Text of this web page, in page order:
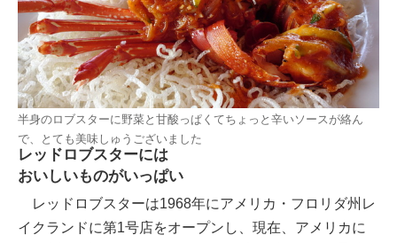
半身のロブスターに野菜と甘酸っぱくてちょっと辛いソースが絡ん
で、とても美味しゅうございました
レッドロブスターには
おいしいものがいっぱい
レッドロブスターは1968年にアメリカ・フロリダ州レ
イクランドに第1号店をオープンし、現在、アメリカに